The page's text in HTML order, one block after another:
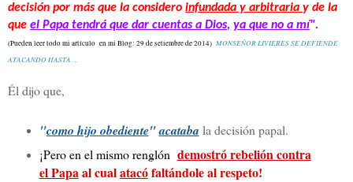
decisión por más que la considero infundada y arbitraria y de la
que el Papa tendrá que dar cuentas a Dios, ya que no a mí".
(Pueden leer todo mi artículo en mi Blog: 29 de setiembre de 2014) MONSEÑOR LIVIERES SE DEFIENDE
ATACANDO HASTA ...
Él dijo que,
"como hijo obediente"acataba la decisión papal.
¡Pero en el mismo renglón demostró rebelión contra
el Papa al cualatacófaltándole al respeto!